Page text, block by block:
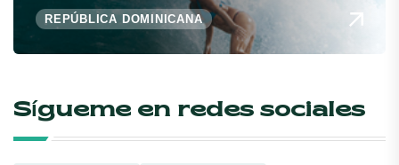
REPÚBLICA DOMINICANA
Sígueme en redes sociales